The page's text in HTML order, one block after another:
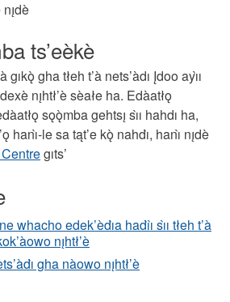
nı̨dè
ts’eèkè
gıkǫ̀ gha tłeh t’à nets’àdı Įdoo ayı̀ı
nı̨htł’è sèałe ha. Edàatłǫ
sǫǫ̀mba gehtsı̨ sı̀ı hahdı ha,
hanı̀-le sa tąt’e kǫ̀ nahdı̀, hanı̀ nı̨dè
gıts’
whacho edek’èdı̀a hadı̀ı̀ sı̀ı tłeh t’à
nı̨htł’è
gha nàowo nı̨htł’è